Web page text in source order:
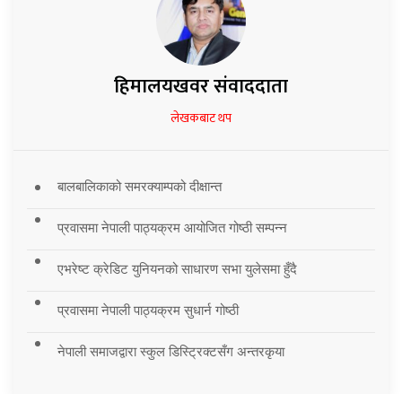
हिमालयखवर संवाददाता
लेखकबाट थप
बालबालिकाको समरक्याम्पको दीक्षान्त
प्रवासमा नेपाली पाठ्यक्रम आयोजित गोष्ठी सम्पन्न
एभरेष्ट क्रेडिट युनियनको साधारण सभा युलेसमा हुँदै
प्रवासमा नेपाली पाठ्यक्रम सुधार्न गोष्ठी
नेपाली समाजद्वारा स्कुल डिस्ट्रिक्टसँग अन्तरकृया